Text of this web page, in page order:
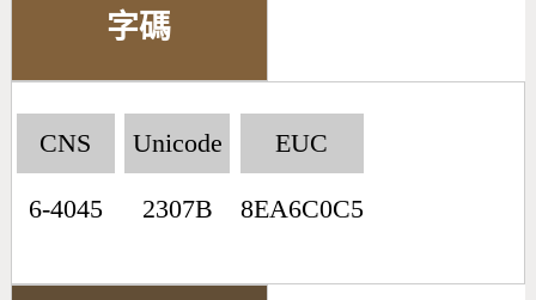
字碼
CNS
6-4045
Unicode
2307B
EUC
8EA6C0C5